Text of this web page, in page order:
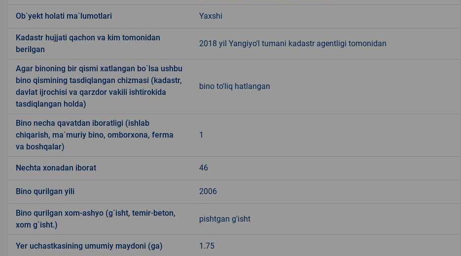
Ob`yekt holati ma`lumotlari Yaxshi
Kadastr hujjati qachon va kim tomonidan
berilgan
2018 yil Yangiyo'l tumani kadastr agentligi tomonidan
Agar binoning bir qismi xatlangan bo`lsa ushbu
bino qismining tasdiqlangan chizmasi (kadastr,
davlat ijrochisi va qarzdor vakili ishtirokida
tasdiqlangan holda)
bino to'liq hatlangan
Bino necha qavatdan iboratligi (ishlab
chiqarish, ma`muriy bino, omborxona, ferma
va boshqalar)
1
Nechta xonadan iborat 46
Bino qurilgan yili 2006
Bino qurilgan xom-ashyo (g`isht, temir-beton,
xom g`isht.)
pishtgan g'isht
Yer uchastkasining umumiy maydoni (ga) 1.75